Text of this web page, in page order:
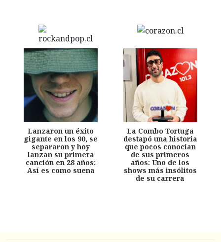
Lanzaron un éxito
gigante en los 90, se
separaron y hoy
lanzan su primera
canción en 28 años:
Así es como suena
La Combo Tortuga
destapó una historia
que pocos conocían
de sus primeros
años: Uno de los
shows más insólitos
de su carrera